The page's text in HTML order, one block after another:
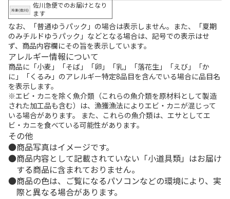
佐川急便でのお届けとなり
ます
なお、「普通ゆうパック」の場合は表示しません。また、「夏期
のみチルドゆうパック」などとなる場合は、記号での表示はせ
ず、商品内容欄にその旨を表示しています。
アレルギー情報について
商品に「小麦」「そば」「卵」「乳」「落花生」「えび」「か
に」「くるみ」のアレルギー特定8品目を含んでいる場合に品目名
を表示します。
※エビ・カニを除く魚介類（これらの魚介類を原材料として製造
された加工品も含む）は、漁獲漁法によりエビ・カニが混じって
いる場合があります。 また、これらの魚介類は、エサとしてエ
ビ・カニを食べている可能性があります。
その他
商品写真はイメージです。
商品内容として記載されていない「小道具類」はお届け
する商品に含まれておりません。
商品の色は、ご覧になるパソコンなどの環境により、実
際と異なる場合があります。